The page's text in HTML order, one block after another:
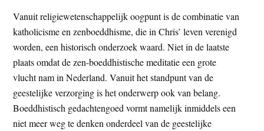
Vanuit religiewetenschappelijk oogpunt is de combinatie van
katholicisme en zenboeddhisme, die in Chris’ leven verenigd
worden, een historisch onderzoek waard. Niet in de laatste
plaats omdat de zen-boeddhistische meditatie een grote
vlucht nam in Nederland. Vanuit het standpunt van de
geestelijke verzorging is het onderwerp ook van belang.
Boeddhistisch gedachtengoed vormt namelijk inmiddels een
niet meer weg te denken onderdeel van de geestelijke